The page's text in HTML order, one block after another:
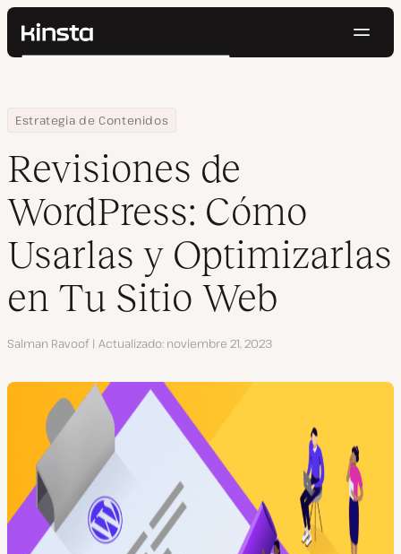
Kinsta®
Precios
Contacto
Buscar
Home
Centro de Recursos
Blog
Estrategia de Contenidos
Revisiones de WordPress: Cómo Usarlas y Optimizarlas en Tu
Revisiones de
WordPress: Cómo
Usarlas y Optimizarlas
en Tu Sitio Web
Autor
Salman Ravoof Actualizado noviembre 21, 2023